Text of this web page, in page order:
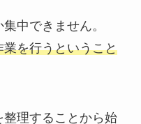
中できません。
を行うということ
整理することから始